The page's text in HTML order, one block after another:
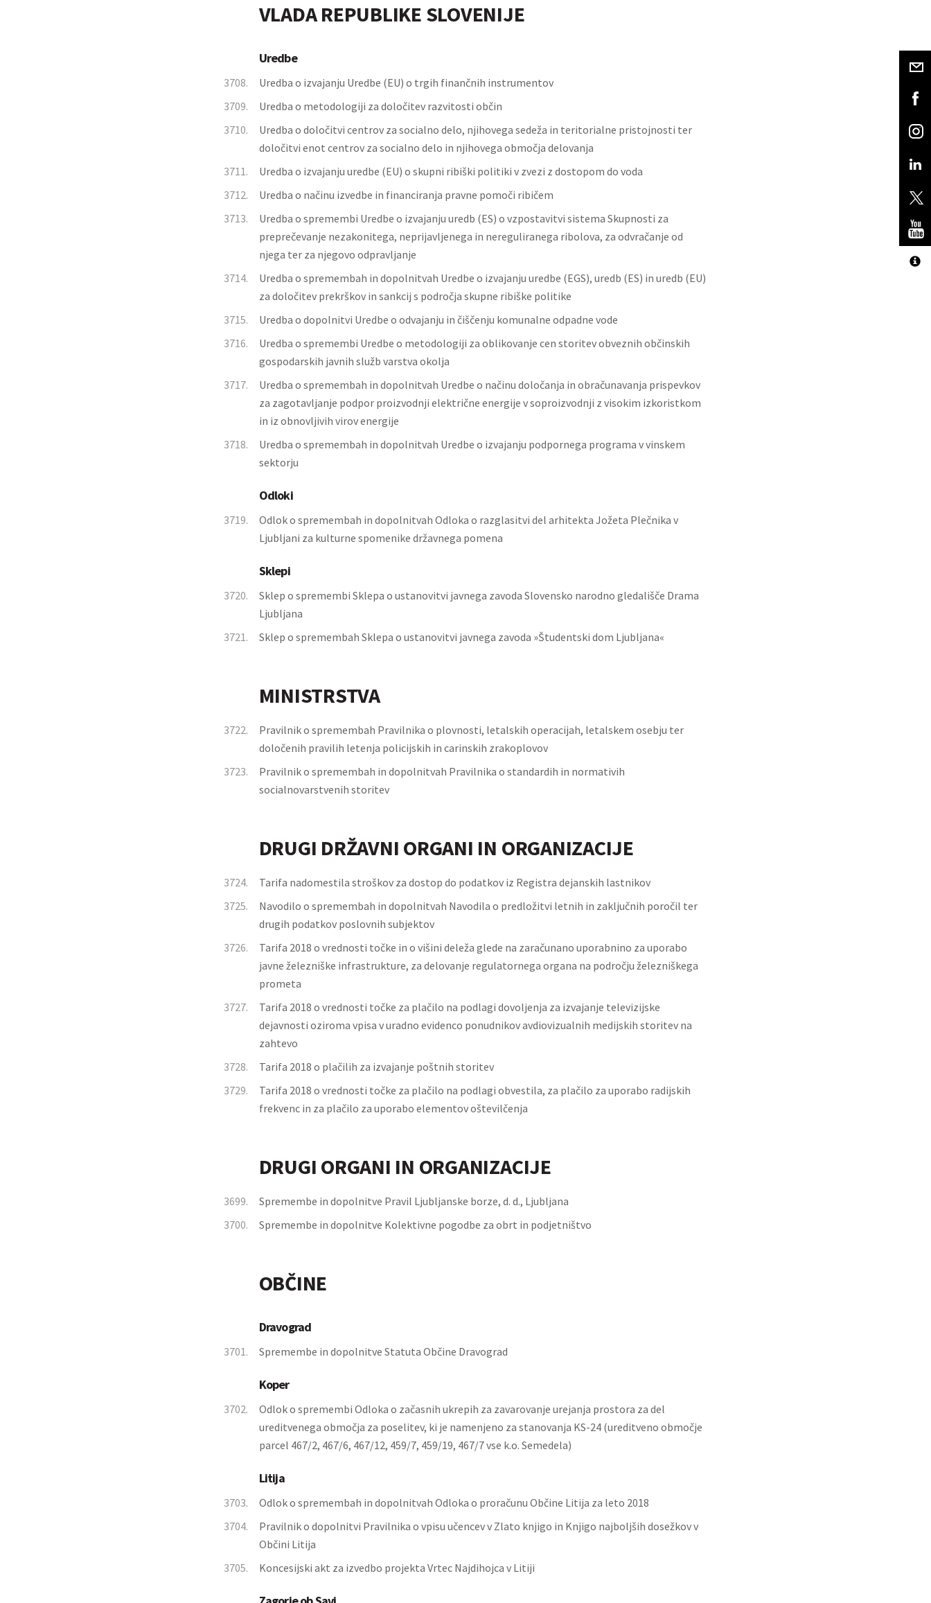
VLADA REPUBLIKE SLOVENIJE
Uredbe
3708.
Uredba o izvajanju Uredbe (EU) o trgih finančnih instrumentov
3709.
Uredba o metodologiji za določitev razvitosti občin
3710.
Uredba o določitvi centrov za socialno delo, njihovega sedeža in teritorialne pristojnosti ter
določitvi enot centrov za socialno delo in njihovega območja delovanja
3711.
Uredba o izvajanju uredbe (EU) o skupni ribiški politiki v zvezi z dostopom do voda
3712.
Uredba o načinu izvedbe in financiranja pravne pomoči ribičem
3713.
Uredba o spremembi Uredbe o izvajanju uredb (ES) o vzpostavitvi sistema Skupnosti za
preprečevanje nezakonitega, neprijavljenega in nereguliranega ribolova, za odvračanje od
njega ter za njegovo odpravljanje
3714.
Uredba o spremembah in dopolnitvah Uredbe o izvajanju uredbe (EGS), uredb (ES) in uredb (EU)
za določitev prekrškov in sankcij s področja skupne ribiške politike
3715.
Uredba o dopolnitvi Uredbe o odvajanju in čiščenju komunalne odpadne vode
3716.
Uredba o spremembi Uredbe o metodologiji za oblikovanje cen storitev obveznih občinskih
gospodarskih javnih služb varstva okolja
3717.
Uredba o spremembah in dopolnitvah Uredbe o načinu določanja in obračunavanja prispevkov
za zagotavljanje podpor proizvodnji električne energije v soproizvodnji z visokim izkoristkom
in iz obnovljivih virov energije
3718.
Uredba o spremembah in dopolnitvah Uredbe o izvajanju podpornega programa v vinskem
sektorju
Odloki
3719.
Odlok o spremembah in dopolnitvah Odloka o razglasitvi del arhitekta Jožeta Plečnika v
Ljubljani za kulturne spomenike državnega pomena
Sklepi
3720.
Sklep o spremembi Sklepa o ustanovitvi javnega zavoda Slovensko narodno gledališče Drama
Ljubljana
3721.
Sklep o spremembah Sklepa o ustanovitvi javnega zavoda »Študentski dom Ljubljana«
MINISTRSTVA
3722.
Pravilnik o spremembah Pravilnika o plovnosti, letalskih operacijah, letalskem osebju ter
določenih pravilih letenja policijskih in carinskih zrakoplovov
3723.
Pravilnik o spremembah in dopolnitvah Pravilnika o standardih in normativih
socialnovarstvenih storitev
DRUGI DRŽAVNI ORGANI IN ORGANIZACIJE
3724.
Tarifa nadomestila stroškov za dostop do podatkov iz Registra dejanskih lastnikov
3725.
Navodilo o spremembah in dopolnitvah Navodila o predložitvi letnih in zaključnih poročil ter
drugih podatkov poslovnih subjektov
3726.
Tarifa 2018 o vrednosti točke in o višini deleža glede na zaračunano uporabnino za uporabo
javne železniške infrastrukture, za delovanje regulatornega organa na področju železniškega
prometa
3727.
Tarifa 2018 o vrednosti točke za plačilo na podlagi dovoljenja za izvajanje televizijske
dejavnosti oziroma vpisa v uradno evidenco ponudnikov avdiovizualnih medijskih storitev na
zahtevo
3728.
Tarifa 2018 o plačilih za izvajanje poštnih storitev
3729.
Tarifa 2018 o vrednosti točke za plačilo na podlagi obvestila, za plačilo za uporabo radijskih
frekvenc in za plačilo za uporabo elementov oštevilčenja
DRUGI ORGANI IN ORGANIZACIJE
3699.
Spremembe in dopolnitve Pravil Ljubljanske borze, d. d., Ljubljana
3700.
Spremembe in dopolnitve Kolektivne pogodbe za obrt in podjetništvo
OBČINE
Dravograd
3701. Spremembe in dopolnitve Statuta Občine Dravograd
Koper
3702.
Odlok o spremembi Odloka o začasnih ukrepih za zavarovanje urejanja prostora za del
ureditvenega območja za poselitev, ki je namenjeno za stanovanja KS-24 (ureditveno območje
parcel 467/2, 467/6, 467/12, 459/7, 459/19, 467/7 vse k.o. Semedela)
Litija
3703.
Odlok o spremembah in dopolnitvah Odloka o proračunu Občine Litija za leto 2018
3704.
Pravilnik o dopolnitvi Pravilnika o vpisu učencev v Zlato knjigo in Knjigo najboljših dosežkov v
Občini Litija
3705.
Koncesijski akt za izvedbo projekta Vrtec Najdihojca v Litiji